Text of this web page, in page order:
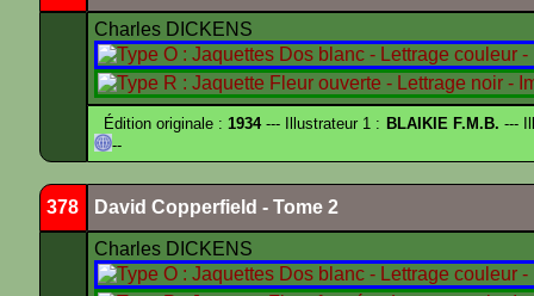
Charles DICKENS
Édition originale :1934--- Illustrateur 1 : BLAIKIE F.M.B. ---
--
378 David Copperfield - Tome 2
Charles DICKENS